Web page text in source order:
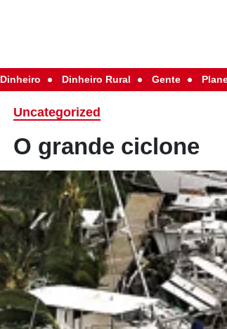
Dinheiro Dinheiro Rural Gente
Uncategorized
O grande ciclone